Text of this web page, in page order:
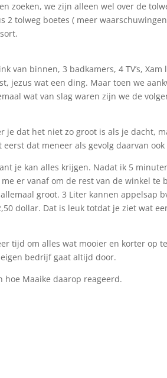
zoeken, we zijn alleen wel over de
2 tolweg boetes ( meer
van binnen, 3 badkamers, 4 TV’s,
jezus wat een ding. Maar toen we
wat van slag waren zijn we de
je dat het niet zo groot is als je dacht,
dat meneer als gevolg daarvan
je kan alles krijgen. Nadat ik 5
er vanaf om de rest van de winkel te
groot. 3 Liter kannen appelsap
dollar. Dat is leuk totdat je ziet wat
tijd om alles wat mooier en korter op
bedrijf gaat altijd door.
hoe Maaike daarop reageerd.